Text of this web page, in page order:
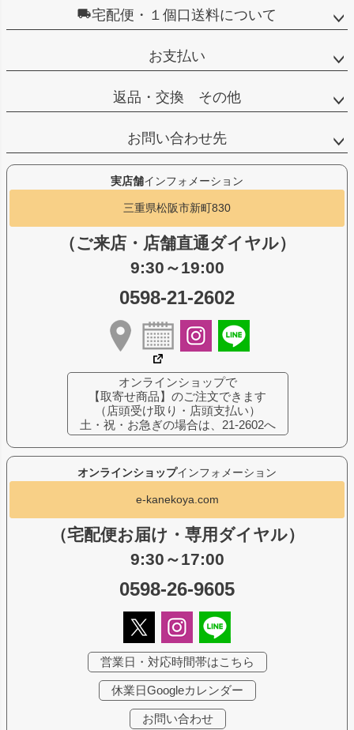
宅配便・１個口送料について
お支払い
返品・交換 その他
お問い合わせ先
オンラインショップインフォメーション
e-kanekoya.com
（宅配便お届け・専用ダイヤル）
9:30～17:00
0598-26-9605
営業日・対応時間帯はこちら
休業日Googleカレンダー
お問い合わせ
実店舗インフォメーション
三重県松阪市新町830
（ご来店・店舗直通ダイヤル）
9:30～19:00
0598-21-2602
オンラインショップで
【取寄せ商品】のご注文できます
（店頭受け取り・店頭支払い）
土・祝・お急ぎの場合は、21-2602へ